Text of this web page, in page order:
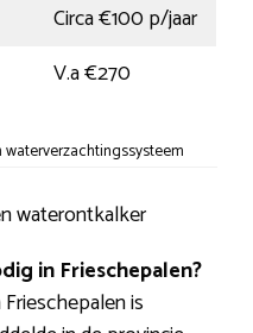
Circa €100 p/jaar
V.a €270
waterontkalker
in Frieschepalen?
is